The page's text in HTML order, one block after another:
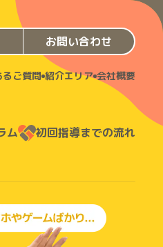
お問い合わせ
るご質問 紹介エリア 会社概要
ム 初回指導までの流れ